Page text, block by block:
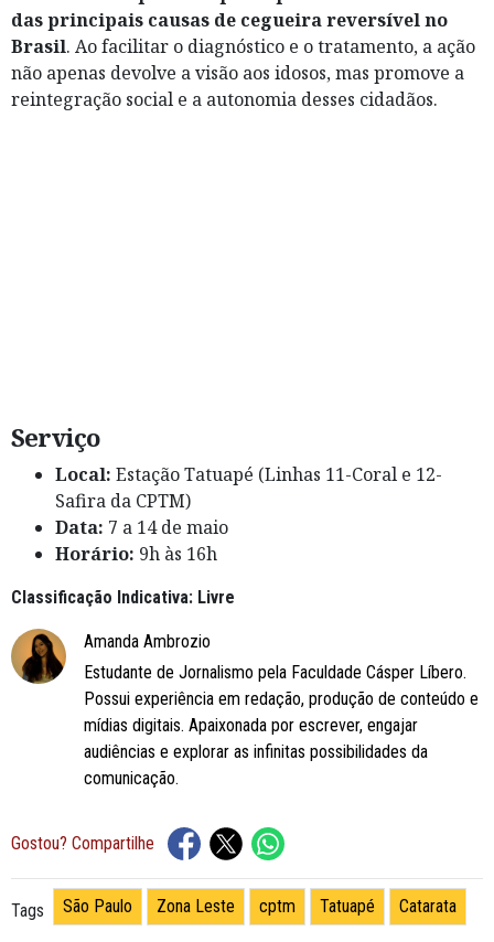
das principais causas de cegueira reversível no
Brasil. Ao facilitar o diagnóstico e o tratamento, a ação
não apenas devolve a visão aos idosos, mas promove a
reintegração social e a autonomia desses cidadãos.
Serviço
Local: Estação Tatuapé (Linhas 11-Coral e 12-
Safira da CPTM)
Data: 7 a 14 de maio
Horário: 9h às 16h
Classificação Indicativa: Livre
Amanda Ambrozio
Estudante de Jornalismo pela Faculdade Cásper Líbero.
Possui experiência em redação, produção de conteúdo e
mídias digitais. Apaixonada por escrever, engajar
audiências e explorar as infinitas possibilidades da
comunicação.
Gostou? Compartilhe
Tags São Paulo Zona Leste cptm Tatuapé Catarata